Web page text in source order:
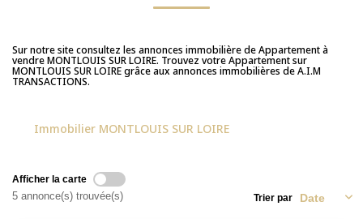
Nos Partenaires
Sur notre site consultez les annonces immobilière de Appartement à
vendre MONTLOUIS SUR LOIRE. Trouvez votre Appartement sur
MONTLOUIS SUR LOIRE grâce aux annonces immobilières de A.I.M
TRANSACTIONS.
Immobilier MONTLOUIS SUR LOIRE
Afficher la carte
5 annonce(s) trouvée(s) Trier par